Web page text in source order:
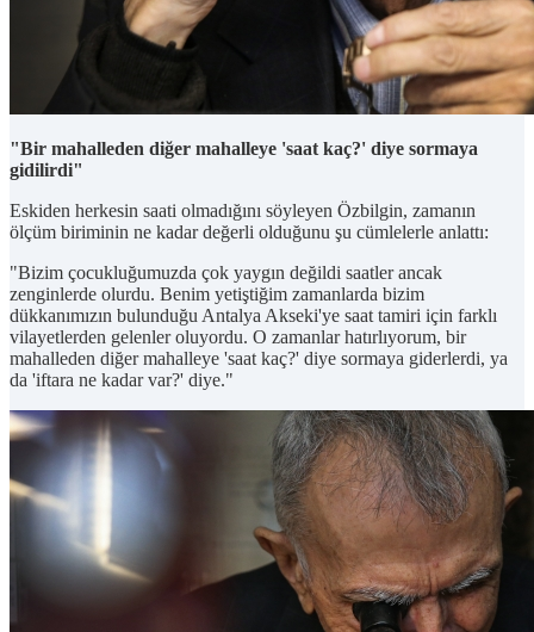
"Bir mahalleden diğer mahalleye 'saat kaç?' diye sormaya
gidilirdi"
Eskiden herkesin saati olmadığını söyleyen Özbilgin, zamanın
ölçüm biriminin ne kadar değerli olduğunu şu cümlelerle anlattı:
"Bizim çocukluğumuzda çok yaygın değildi saatler ancak
zenginlerde olurdu. Benim yetiştiğim zamanlarda bizim
dükkanımızın bulunduğu Antalya Akseki'ye saat tamiri için farklı
vilayetlerden gelenler oluyordu. O zamanlar hatırlıyorum, bir
mahalleden diğer mahalleye 'saat kaç?' diye sormaya giderlerdi, ya
da 'iftara ne kadar var?' diye."